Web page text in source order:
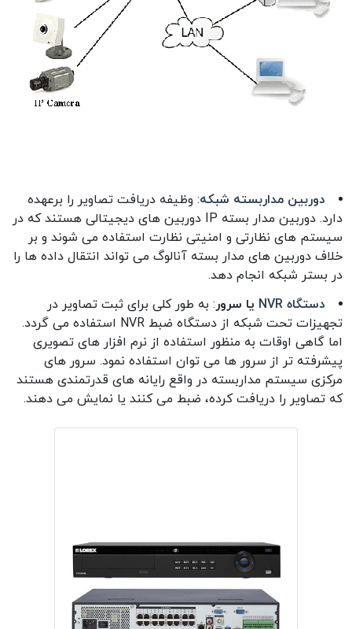
دوربین مداربسته شبکه: وظیفه دریافت تصاویر را برعهده
دارد. دوربین مدار بسته IP دوربین های دیجیتالی هستند که در
سیستم های نظارتی و امنیتی نظارت استفاده می شوند و بر
خلاف دوربین های مدار بسته آنالوگ می تواند انتقال داده ها را
در بستر شبکه انجام دهد.
دستگاه NVR
یا سرور: به طور کلی برای ثبت تصاویر در
تجهیزات تحت شبکه از دستگاه ضبط NVR استفاده می گردد.
اما گاهی اوقات به منظور استفاده از نرم افزار های تصویری
پیشرفته تر از سرور ها می توان استفاده نمود. سرور های
مرکزی سیستم مداربسته در واقع رایانه های قدرتمندی هستند
که تصاویر را دریافت کرده، ضبط می کنند یا نمایش می دهند.